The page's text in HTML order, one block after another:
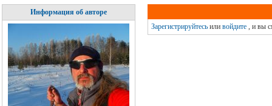
Информация об авторе
Зарегистрируйтесьили войдите, и вы